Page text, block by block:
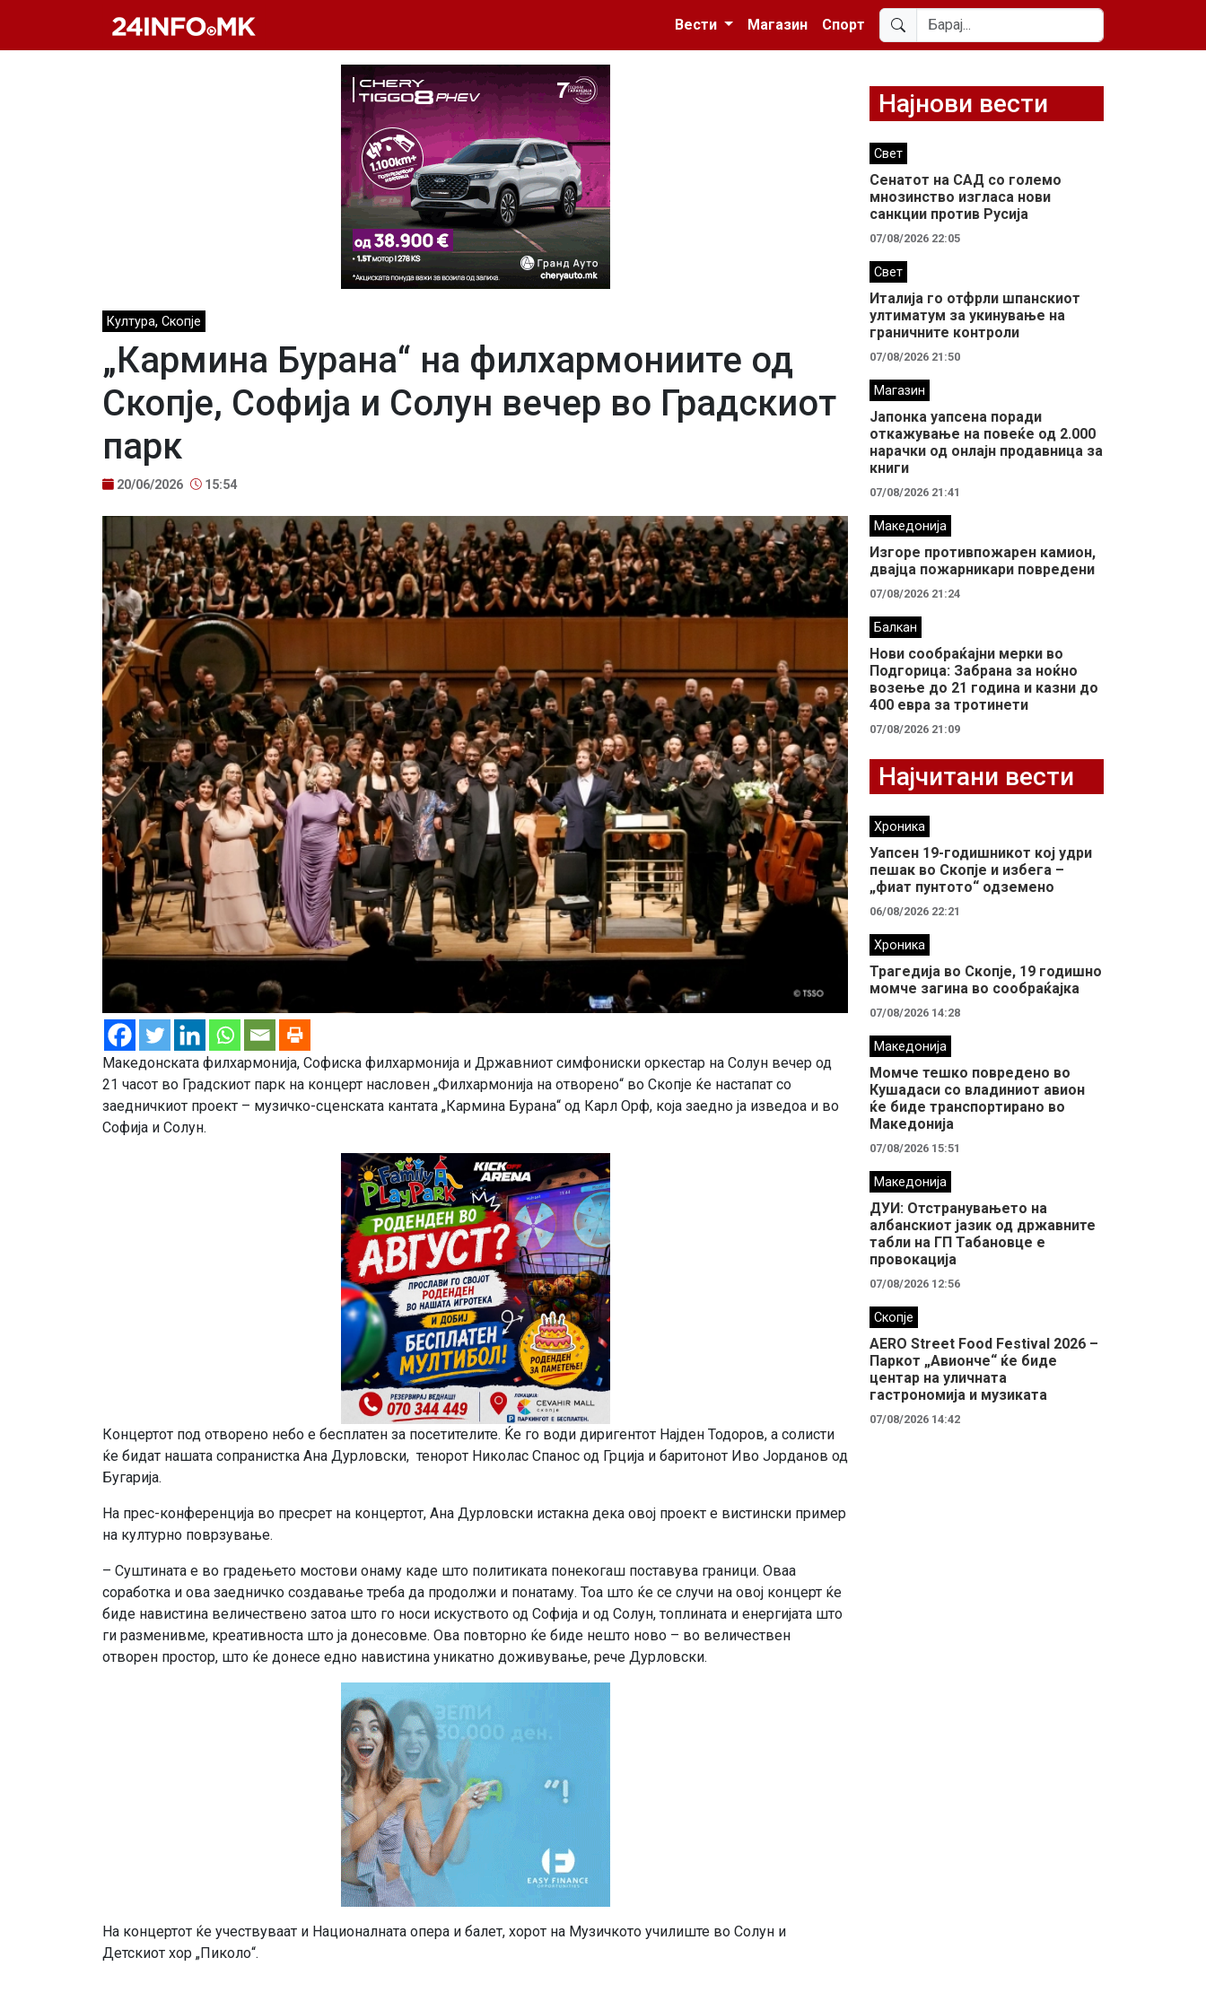
Вести
Магазин Спорт
Култура, Скопје
„Кармина Бурана“ на филхармониите од
Скопје, Софија и Солун вечер во Градскиот
парк
20/06/2026 15:54
Македонската филхармонија, Софиска филхармонија и Државниот симфониски оркестар на Солун вечер од
21 часот во Градскиот парк на концерт насловен „Филхармонија на отворено“ во Скопје ќе настапат со
заедничкиот проект – музичко-сценската кантата „Кармина Бурана“ од Карл Орф, која заедно ја изведоа и во
Софија и Солун.
Концертот под отворено небо е бесплатен за посетителите. Ќе го води диригентот Најден Тодоров, а солисти
ќе бидат нашата сопранистка Ана Дурловски, тенорот Николас Спанос од Грција и баритонот Иво Јорданов од
Бугарија.
На прес-конференција во пресрет на концертот, Ана Дурловски истакна дека овој проект е вистински пример
на културно поврзување.
– Суштината е во градењето мостови онаму каде што политиката понекогаш поставува граници. Оваа
соработка и ова заедничко создавање треба да продолжи и понатаму. Тоа што ќе се случи на овој концерт ќе
биде навистина величествено затоа што го носи искуството од Софија и од Солун, топлината и енергијата што
ги разменивме, креативноста што ја донесовме. Ова повторно ќе биде нешто ново – во величествен
отворен простор, што ќе донесе едно навистина уникатно доживување, рече Дурловски.
На концертот ќе учествуваат и Националната опера и балет, хорот на Музичкото училиште во Солун и
Детскиот хор „Пиколо“.
Најнови вести
Свет
Сенатот на САД со големо
мнозинство изгласа нови
санкции против Русија
07/08/2026 22:05
Свет
Италија го отфрли шпанскиот
ултиматум за укинување на
граничните контроли
07/08/2026 21:50
Магазин
Јапонка уапсена поради
откажување на повеќе од 2.000
нарачки од онлајн продавница за
книги
07/08/2026 21:41
Македонија
Изгоре противпожарен камион,
двајца пожарникари повредени
07/08/2026 21:24
Балкан
Нови сообраќајни мерки во
Подгорица: Забрана за ноќно
возење до 21 година и казни до
400 евра за тротинети
07/08/2026 21:09
Најчитани вести
Хроника
Уапсен 19-годишникот кој удри
пешак во Скопје и избега –
„фиат пунтото“ одземено
06/08/2026 22:21
Хроника
Трагедија во Скопје, 19 годишно
момче загина во сообраќајка
07/08/2026 14:28
Македонија
Момче тешко повредено во
Кушадаси со владиниот авион
ќе биде транспортирано во
Македонија
07/08/2026 15:51
Македонија
ДУИ: Отстранувањето на
албанскиот јазик од државните
табли на ГП Табановце е
провокација
07/08/2026 12:56
Скопје
AERO Street Food Festival 2026 –
Паркот „Авионче“ ќе биде
центар на уличната
гастрономија и музиката
07/08/2026 14:42